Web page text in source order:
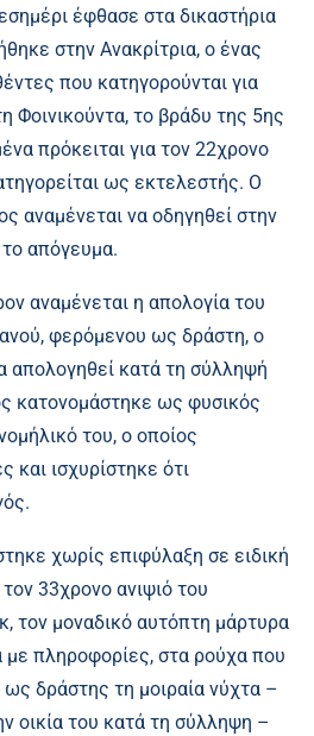
έφθασε στα δικαστήρια
στην Ανακρίτρια, ο ένας
που κατηγορούνται για
Φοινικούντα, το βράδυ της 5ης
πρόκειται για τον 22χρονο
ως εκτελεστής. Ο
αναμένεται να οδηγηθεί στην
το απόγευμα.
αναμένεται η απολογία του
φερόμενου ως δράστη, ο
απολογηθεί κατά τη σύλληψή
κατονομάστηκε ως φυσικός
του, ο οποίος
και ισχυρίστηκε ότι
χωρίς επιφύλαξη σε ειδική
33χρονο ανιψιό του
τον μοναδικό αυτόπτη μάρτυρα
πληροφορίες, στα ρούχα που
δράστης τη μοιραία νύχτα –
οικία του κατά τη σύλληψη –